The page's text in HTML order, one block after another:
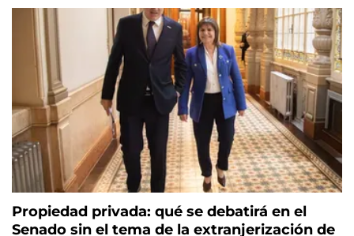
Propiedad privada: qué se debatirá en el
Senado sin el tema de la extranjerización de